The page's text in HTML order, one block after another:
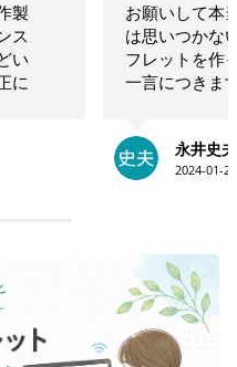
相談したらこちらで
ンパクトのあるリー
た！！素晴らしいの
の時にお願いしたい